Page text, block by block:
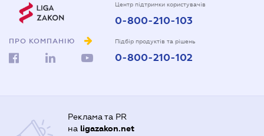
ПРО КОМПАНІЮ
Центр підтримки користувачів
0-800-210-103
Підбір продуктів та рішень
0-800-210-102
Реклама та PR
на ligazakon.net